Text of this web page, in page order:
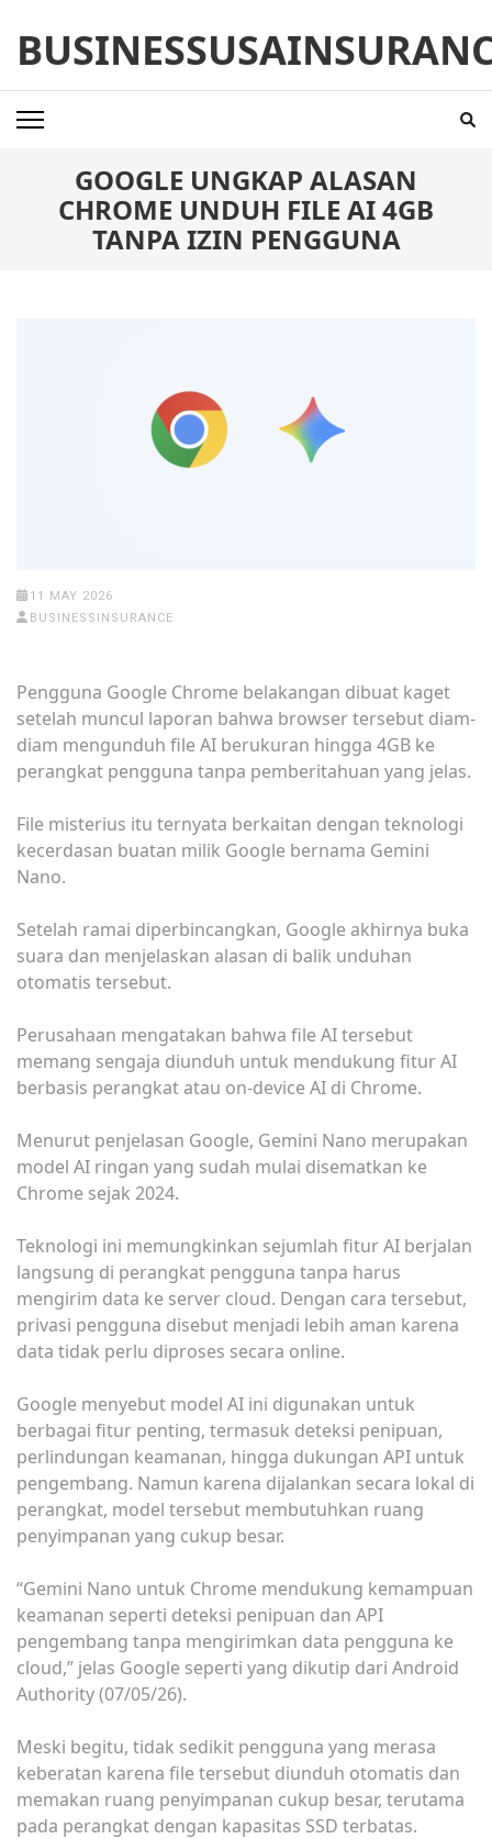
content
(Press
Enter)
GOOGLE UNGKAP ALASAN
CHROME UNDUH FILE AI 4GB
TANPA IZIN PENGGUNA
11 MAY 2026
BUSINESSINSURANCE
Pengguna Google Chrome belakangan dibuat kaget
setelah muncul laporan bahwa browser tersebut diam-
diam mengunduh file AI berukuran hingga 4GB ke
perangkat pengguna tanpa pemberitahuan yang jelas.
File misterius itu ternyata berkaitan dengan teknologi
kecerdasan buatan milik Google bernama Gemini
Nano.
Setelah ramai diperbincangkan, Google akhirnya buka
suara dan menjelaskan alasan di balik unduhan
otomatis tersebut.
Perusahaan mengatakan bahwa file AI tersebut
memang sengaja diunduh untuk mendukung fitur AI
berbasis perangkat atau on-device AI di Chrome.
Menurut penjelasan Google, Gemini Nano merupakan
model AI ringan yang sudah mulai disematkan ke
Chrome sejak 2024.
Teknologi ini memungkinkan sejumlah fitur AI berjalan
langsung di perangkat pengguna tanpa harus
mengirim data ke server cloud. Dengan cara tersebut,
privasi pengguna disebut menjadi lebih aman karena
data tidak perlu diproses secara online.
Google menyebut model AI ini digunakan untuk
berbagai fitur penting, termasuk deteksi penipuan,
perlindungan keamanan, hingga dukungan API untuk
pengembang. Namun karena dijalankan secara lokal di
perangkat, model tersebut membutuhkan ruang
penyimpanan yang cukup besar.
“Gemini Nano untuk Chrome mendukung kemampuan
keamanan seperti deteksi penipuan dan API
pengembang tanpa mengirimkan data pengguna ke
cloud,” jelas Google seperti yang dikutip dari Android
Authority (07/05/26).
Meski begitu, tidak sedikit pengguna yang merasa
keberatan karena file tersebut diunduh otomatis dan
memakan ruang penyimpanan cukup besar, terutama
pada perangkat dengan kapasitas SSD terbatas.